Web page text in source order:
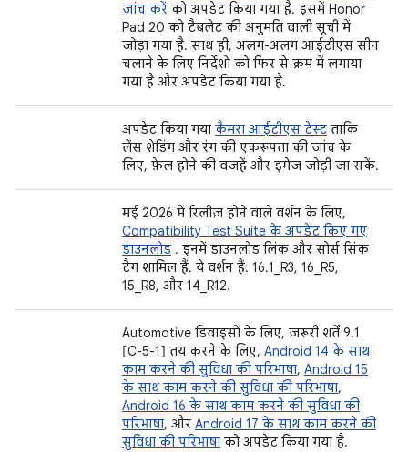
जांच करें को अपडेट किया गया है. इसमें Honor
Pad 20 को टैबलेट की अनुमति वाली सूची में
जोड़ा गया है. साथ ही, अलग-अलग आईटीएस सीन
चलाने के लिए निर्देशों को फिर से क्रम में लगाया
गया है और अपडेट किया गया है.
अपडेट किया गया कैमरा आईटीएस टेस्ट ताकि
लेंस शेडिंग और रंग की एकरूपता की जांच के
लिए, फ़ेल होने की वजहें और इमेज जोड़ी जा सकें.
मई 2026 में रिलीज़ होने वाले वर्शन के लिए,
Compatibility Test Suite के अपडेट किए गए
डाउनलोड . इनमें डाउनलोड लिंक और सोर्स सिंक
टैग शामिल हैं. ये वर्शन हैं: 16.1_R3, 16_R5,
15_R8, और 14_R12.
Automotive डिवाइसों के लिए, ज़रूरी शर्तें 9.1
[C-5-1] तय करने के लिए, Android 14 के साथ
काम करने की सुविधा की परिभाषा, Android 15
के साथ काम करने की सुविधा की परिभाषा,
Android 16 के साथ काम करने की सुविधा की
परिभाषा, और Android 17 के साथ काम करने की
सुविधा की परिभाषा को अपडेट किया गया है.